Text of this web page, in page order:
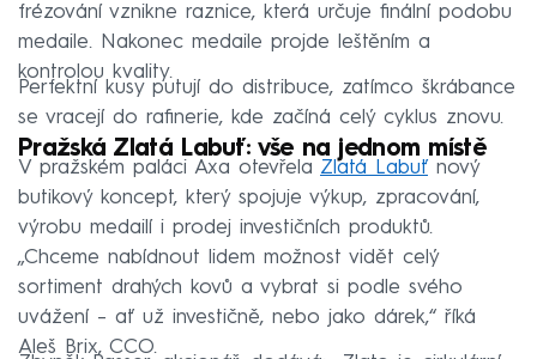
frézování vznikne raznice, která určuje finální podobu
medaile. Nakonec medaile projde leštěním a
kontrolou kvality.
Perfektní kusy putují do distribuce, zatímco škrábance
se vracejí do rafinerie, kde začíná celý cyklus znovu.
Pražská Zlatá Labuť: vše na jednom místě
V pražském paláci Axa otevřela Zlatá Labuť nový
butikový koncept, který spojuje výkup, zpracování,
výrobu medailí i prodej investičních produktů.
„Chceme nabídnout lidem možnost vidět celý
sortiment drahých kovů a vybrat si podle svého
uvážení – ať už investičně, nebo jako dárek,“ říká
Aleš Brix, CCO.